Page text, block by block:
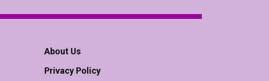
About Us
Privacy Policy